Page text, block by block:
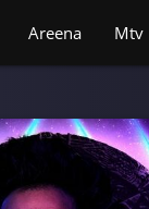
Areena Mtv